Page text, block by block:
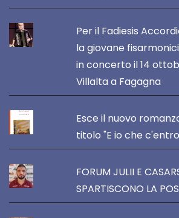
Per il Fadiesis
la giovane
in concerto il 14
Villalta a Fagagna
Esce il nuovo
titolo "E io che
FORUM JULII E
SPARTISCONO LA